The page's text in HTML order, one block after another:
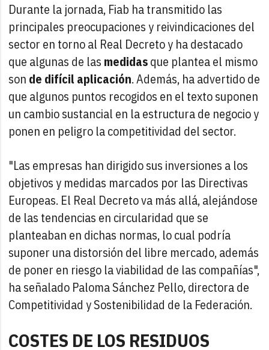
Durante la jornada, Fiab ha transmitido las
principales preocupaciones y reivindicaciones del
sector en torno al Real Decreto y ha destacado
que algunas de las medidasque plantea el mismo
son de difícil aplicación. Además, ha advertido de
que algunos puntos recogidos en el texto suponen
un cambio sustancial en la estructura de negocio y
ponen en peligro la competitividad del sector.
"Las empresas han dirigido sus inversiones a los
objetivos y medidas marcados por las Directivas
Europeas. El Real Decreto va más allá, alejándose
de las tendencias en circularidad que se
planteaban en dichas normas, lo cual podría
suponer una distorsión del libre mercado, además
de poner en riesgo la viabilidad de las compañías",
ha señalado Paloma Sánchez Pello, directora de
Competitividad y Sostenibilidad de la Federación.
COSTES DE LOS RESIDUOS